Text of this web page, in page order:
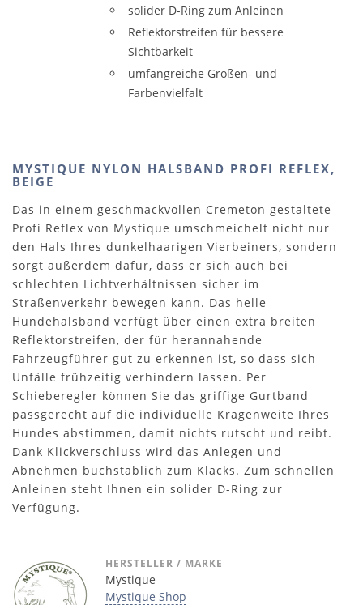
solider D-Ring zum Anleinen
Reflektorstreifen für bessere
Sichtbarkeit
umfangreiche Größen- und
Farbenvielfalt
MYSTIQUE NYLON HALSBAND PROFI REFLEX,
BEIGE
Das in einem geschmackvollen Cremeton gestaltete
Profi Reflex von Mystique umschmeichelt nicht nur
den Hals Ihres dunkelhaarigen Vierbeiners, sondern
sorgt außerdem dafür, dass er sich auch bei
schlechten Lichtverhältnissen sicher im
Straßenverkehr bewegen kann. Das helle
Hundehalsband verfügt über einen extra breiten
Reflektorstreifen, der für herannahende
Fahrzeugführer gut zu erkennen ist, so dass sich
Unfälle frühzeitig verhindern lassen. Per
Schieberegler können Sie das griffige Gurtband
passgerecht auf die individuelle Kragenweite Ihres
Hundes abstimmen, damit nichts rutscht und reibt.
Dank Klickverschluss wird das Anlegen und
Abnehmen buchstäblich zum Klacks. Zum schnellen
Anleinen steht Ihnen ein solider D-Ring zur
Verfügung.
HERSTELLER / MARKE
Mystique
Mystique Shop